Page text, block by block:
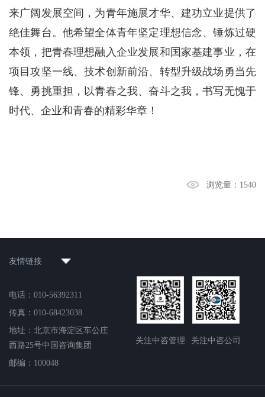
来广阔发展空间，为青年施展才华、建功立业提供了
绝佳舞台。他希望全体青年坚定理想信念、锤炼过硬
本领，把青春理想融入企业发展和国家基建事业，在
项目攻坚一线、技术创新前沿、转型升级战场勇当先
锋、勇挑重担，以青春之我、奋斗之我，书写无愧于
时代、企业和青春的精彩华章！
浏览量： 1540
友情链接
电话：010-56392311
传真：010-68423038
地址：北京市海淀区车公庄
西路25号中国咨询集团
邮编：100048
关注中咨管理 关注中咨公司